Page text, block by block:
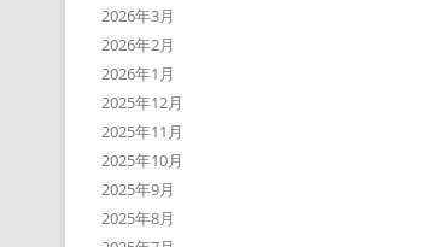
2026年3月
2026年2月
2026年1月
2025年12月
2025年11月
2025年10月
2025年9月
2025年8月